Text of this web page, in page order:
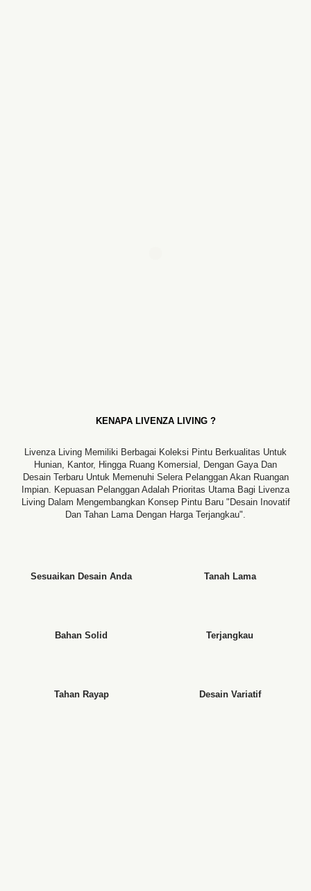
KENAPA LIVENZA LIVING ?
Livenza Living Memiliki Berbagai Koleksi Pintu Berkualitas Untuk
Hunian, Kantor, Hingga Ruang Komersial, Dengan Gaya Dan
Desain Terbaru Untuk Memenuhi Selera Pelanggan Akan Ruangan
Impian. Kepuasan Pelanggan Adalah Prioritas Utama Bagi Livenza
Living Dalam Mengembangkan Konsep Pintu Baru "desain Inovatif
Dan Tahan Lama Dengan Harga Terjangkau".
Sesuaikan Desain Anda Tanah Lama
Bahan Solid Terjangkau
Tahan Rayap Desain Variatif